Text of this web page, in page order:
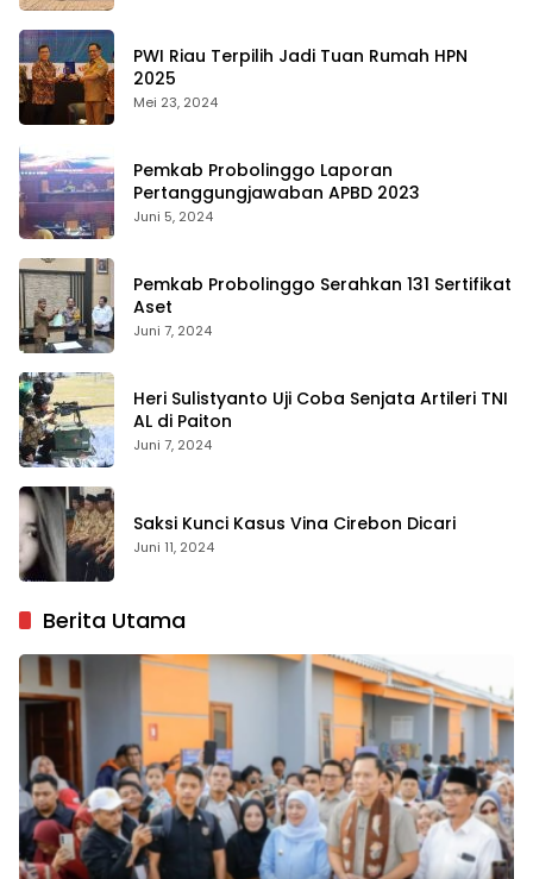
PWI Riau Terpilih Jadi Tuan Rumah HPN
2025
Mei 23, 2024
Pemkab Probolinggo Laporan
Pertanggungjawaban APBD 2023
Juni 5, 2024
Pemkab Probolinggo Serahkan 131 Sertifikat
Aset
Juni 7, 2024
Heri Sulistyanto Uji Coba Senjata Artileri TNI
AL di Paiton
Juni 7, 2024
Saksi Kunci Kasus Vina Cirebon Dicari
Juni 11, 2024
Berita Utama